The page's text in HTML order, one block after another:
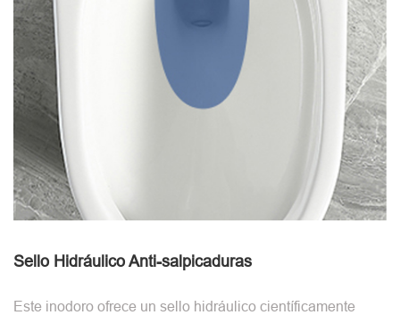
Sello Hidráulico Anti-salpicaduras
Este inodoro ofrece un sello hidráulico científicamente